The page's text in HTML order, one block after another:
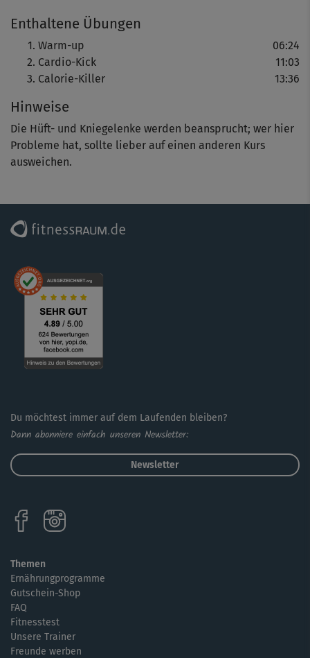
dem Aerobic) und einem schwungvollen Cardio-Training
mit Kicks, Punches und kleinen Sprüngen.
Stoffwechsel intensiv ankurbeln und überflüssige
Pölsterchen zum Schmelzen bringen.
Enthaltene Übungen
Warm-up
06:24
Cardio-Kick
11:03
Calorie-Killer
13:36
Hinweise
Die Hüft- und Kniegelenke werden beansprucht; wer hier
Probleme hat, sollte lieber auf einen anderen Kurs
ausweichen.
Du möchtest immer auf dem Laufenden bleiben?
Dann abonniere einfach unseren Newsletter:
Newsletter
Themen
Ernährungprogramme
Gutschein-Shop
FAQ
Fitnesstest
Unsere Trainer
Freunde werben